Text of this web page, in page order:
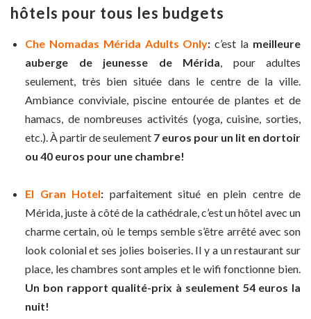
hôtels pour tous les budgets
Che Nomadas Mérida Adults Only:c’est la meilleure
auberge de jeunesse de Mérida , pour adultes
seulement, très bien située dans le centre de la ville.
Ambiance conviviale, piscine entourée de plantes et de
hamacs, de nombreuses activités (yoga, cuisine, sorties,
etc.). À partir de seulement 7 euros pour un lit en dortoir
ou 40 euros pour une chambre!
El Gran Hotel: parfaitement situé en plein centre de
Mérida, juste à côté de la cathédrale, c’est un hôtel avec un
charme certain, où le temps semble s’être arrêté avec son
look colonial et ses jolies boiseries. Il y a un restaurant sur
place, les chambres sont amples et le wifi fonctionne bien.
Un bon rapport qualité-prix à seulement 54 euros la
nuit!